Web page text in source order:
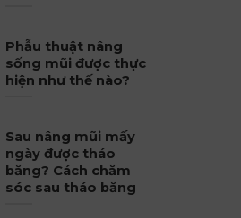
Phẫu thuật nâng
sống mũi được thực
hiện như thế nào?
Sau nâng mũi mấy
ngày được tháo
băng? Cách chăm
sóc sau tháo băng